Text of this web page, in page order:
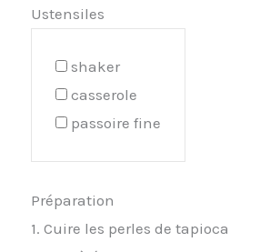
Ustensiles
shaker
casserole
passoire fine
Préparation
1. Cuire les perles de tapioca